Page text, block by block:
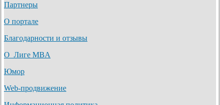
Партнеры
О портале
Благодарности и отзывы
О Лиге MBA
Юмор
Web-продвижение